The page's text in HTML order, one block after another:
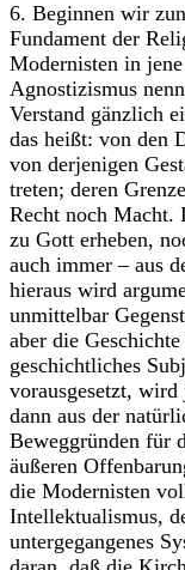
6. Beginnen wir
Fundament der
Modernisten in
Agnostizismus
Verstand gänzlich
das heißt: von den
von derjenigen
treten; deren
Recht noch Macht.
zu Gott erheben,
auch immer – aus
hieraus wird
unmittelbar
aber die
geschichtliches
vorausgesetzt, wird
dann aus der
Beweggründen für
äußeren
die Modernisten
Intellektualismus,
untergegangenes